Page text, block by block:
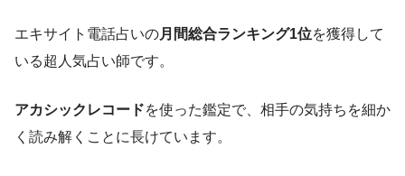
エキサイト電話占いの月間総合ランキング1位を獲得して
いる超人気占い師です。
アカシックレコードを使った鑑定で、 相手の気持ちを細か
く読み解く ことに長けています。